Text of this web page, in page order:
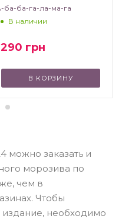
ба-ба-га-ла-ма-га
В наличии
290 грн
В КОРЗИНУ
можно заказать и
морозива по
чем в
Чтобы
необходимо